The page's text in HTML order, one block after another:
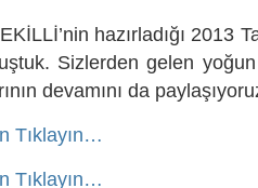
hazırladığı 2013
Sizlerden gelen yoğun
devamını da
Tıklayın…
Tıklayın…